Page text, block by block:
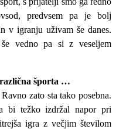
predvsem pa je bolj
v igranju uživam še danes.
vedno pa si z veseljem
različna športa …
zato sta tako posebna.
bi težko izdržal napor pri
igra z večjim številom